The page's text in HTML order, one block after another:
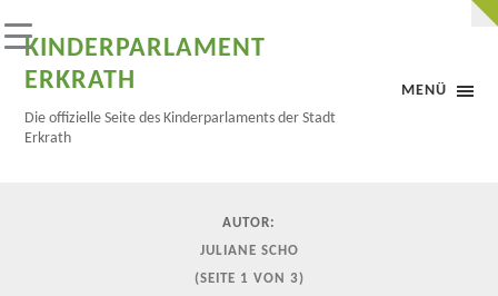
MENÜ
KINDERPARLAMENT
ERKRATH
Die offizielle Seite des Kinderparlaments der Stadt
Erkrath
AUTOR:
JULIANE SCHO
(SEITE 1 VON 3)